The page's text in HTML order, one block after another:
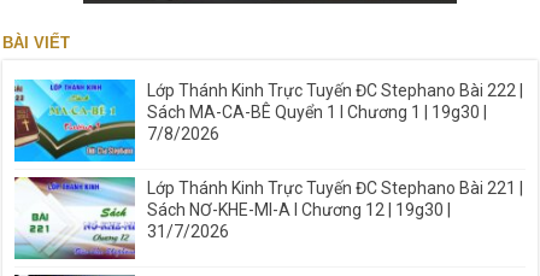
BÀI VIẾT
Lớp Thánh Kinh Trực Tuyến ĐC Stephano Bài 222 |
Sách MA-CA-BÊ Quyển 1 I Chương 1 | 19g30 |
7/8/2026
Lớp Thánh Kinh Trực Tuyến ĐC Stephano Bài 221 |
Sách NƠ-KHE-MI-A I Chương 12 | 19g30 |
31/7/2026